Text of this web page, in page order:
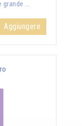
grande …
Aggiungere